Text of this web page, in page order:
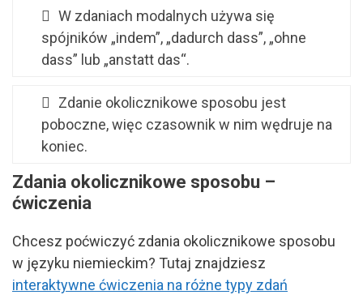
W zdaniach modalnych używa się
spójników „indem”, „dadurch dass”, „ohne
dass” lub „anstatt das“.
Zdanie okolicznikowe sposobu jest
poboczne, więc czasownik w nim wędruje na
koniec.
Zdania okolicznikowe sposobu –
ćwiczenia
Chcesz poćwiczyć zdania okolicznikowe sposobu
w języku niemieckim? Tutaj znajdziesz
interaktywne ćwiczenia na różne typy zdań